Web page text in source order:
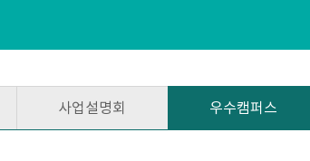
사업설명회 우수캠퍼스